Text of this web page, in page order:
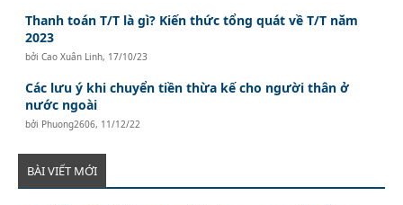
Thanh toán T/T là gì? Kiến thức tổng quát về T/T năm
2023
bởiCao Xuân Linh, 17/10/23
Các lưu ý khi chuyển tiền thừa kế cho người thân ở
nước ngoài
bởi Phuong2606, 11/12/22
BÀI VIẾT MỚI